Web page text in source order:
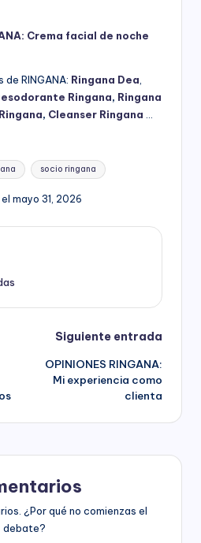
Crema facial de noche
RINGANA: Ringana Dea
Ringana, Ringana
, Cleanser Ringana
socio ringana
mayo 31, 2026
Siguiente entrada
OPINIONES RINGANA:
Mi experiencia como
clienta
¿Por qué no comienzas el
debate?